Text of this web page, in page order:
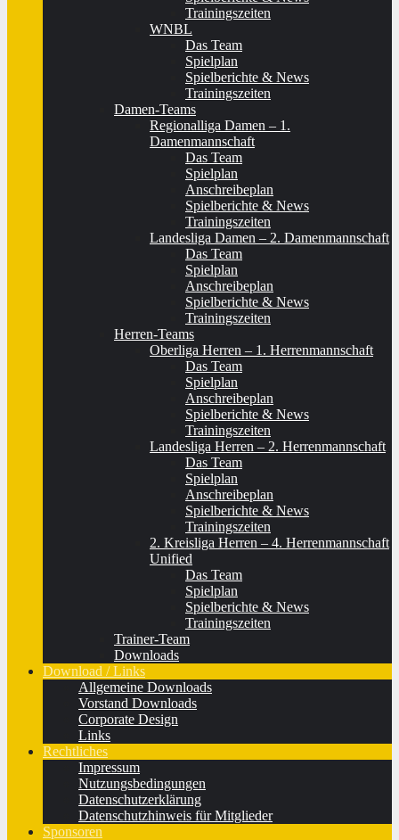
Trainingszeiten
WNBL
Das Team
Spielplan
Spielberichte & News
Trainingszeiten
Damen-Teams
Regionalliga Damen – 1.
Damenmannschaft
Das Team
Spielplan
Anschreibeplan
Spielberichte & News
Trainingszeiten
Landesliga Damen – 2. Damenmannschaft
Das Team
Spielplan
Anschreibeplan
Spielberichte & News
Trainingszeiten
Herren-Teams
Oberliga Herren – 1. Herrenmannschaft
Das Team
Spielplan
Anschreibeplan
Spielberichte & News
Trainingszeiten
Landesliga Herren – 2. Herrenmannschaft
Das Team
Spielplan
Anschreibeplan
Spielberichte & News
Trainingszeiten
2. Kreisliga Herren – 4. Herrenmannschaft
Unified
Das Team
Spielplan
Spielberichte & News
Trainingszeiten
Trainer-Team
Downloads
Download / Links
Allgemeine Downloads
Vorstand Downloads
Corporate Design
Links
Rechtliches
Impressum
Nutzungsbedingungen
Datenschutzerklärung
Datenschutzhinweis für Mitglieder
Sponsoren